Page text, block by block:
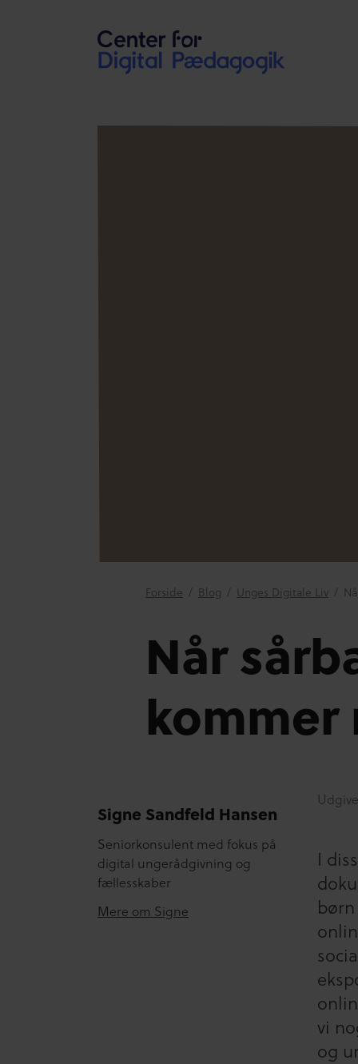
Forside / Blog / Unges Digitale Liv /
Når
kommer
Signe Sandfeld Hansen
Seniorkonsulent med fokus på
digital ungerådgivning og
fællesskaber
Mere om Signe
I
vi
og